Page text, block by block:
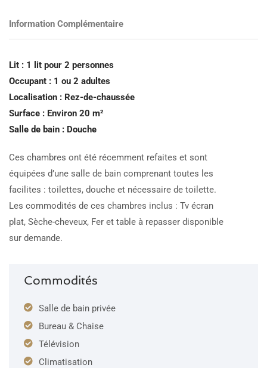
Information Complémentaire
Lit : 1 lit pour 2 personnes
Occupant : 1 ou 2 adultes
Localisation : Rez-de-chaussée
Surface : Environ 20 m²
Salle de bain : Douche
Ces chambres ont été récemment refaites et sont
équipées d’une salle de bain comprenant toutes les
facilites : toilettes, douche et nécessaire de toilette.
Les commodités de ces chambres inclus : Tv écran
plat, Sèche-cheveux, Fer et table à repasser disponible
sur demande.
Commodités
Salle de bain privée
Bureau & Chaise
Télévision
Climatisation